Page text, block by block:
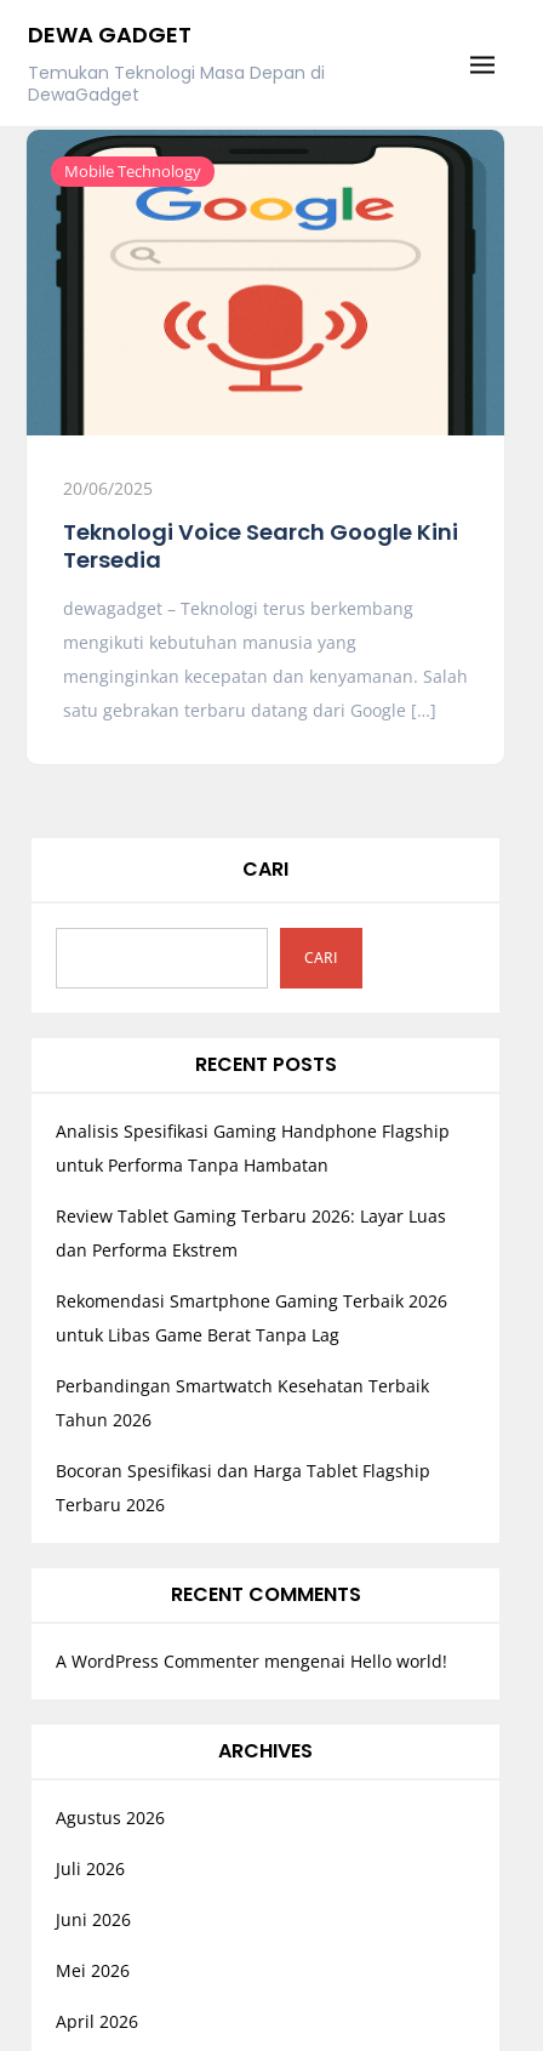
content
DEWA GADGET
Temukan Teknologi Masa Depan di
DewaGadget
Mobile Technology
20/06/2025
Teknologi Voice Search Google Kini
Tersedia
dewagadget – Teknologi terus berkembang
mengikuti kebutuhan manusia yang
menginginkan kecepatan dan kenyamanan. Salah
satu gebrakan terbaru datang dari Google […]
CARI
CARI
RECENT POSTS
Analisis Spesifikasi Gaming Handphone Flagship
untuk Performa Tanpa Hambatan
Review Tablet Gaming Terbaru 2026: Layar Luas
dan Performa Ekstrem
Rekomendasi Smartphone Gaming Terbaik 2026
untuk Libas Game Berat Tanpa Lag
Perbandingan Smartwatch Kesehatan Terbaik
Tahun 2026
Bocoran Spesifikasi dan Harga Tablet Flagship
Terbaru 2026
RECENT COMMENTS
A WordPress Commentermengenai Hello world!
ARCHIVES
Agustus 2026
Juli 2026
Juni 2026
Mei 2026
April 2026